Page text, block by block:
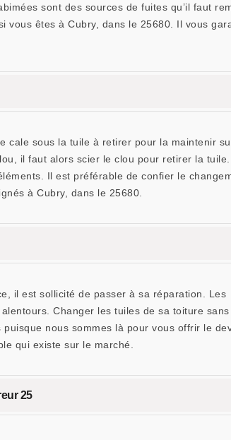
sont des sources de fuites qu’il faut
êtes à Cubry, dans le 25680. Il vous
sous la tuile à retirer pour la maintenir
il faut alors scier le clou pour retirer la
Il est préférable de confier le
à Cubry, dans le 25680.
il est sollicité de passer à sa réparation. Les
Changer les tuiles de sa toiture
nous sommes là pour vous offrir le
qui existe sur le marché.
25